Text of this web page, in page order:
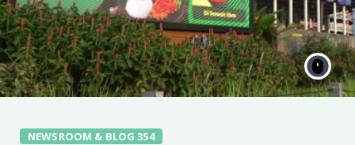
NEWSROOM & BLOG 354